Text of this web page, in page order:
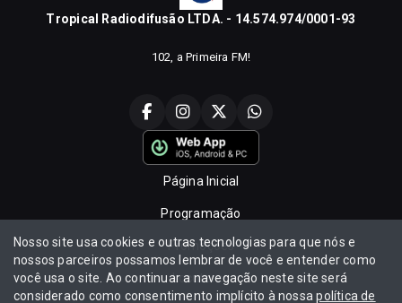
Tropical Radiodifusão LTDA. - 14.574.974/0001-93
102, a Primeira FM!
Página Inicial
Programação
Promoções
Locutores
Nosso site usa cookies e outras tecnologias para que nós e
nossos parceiros possamos lembrar de você e entender como
você usa o site. Ao continuar a navegação neste site será
considerado como consentimento implícito à nossapolítica de